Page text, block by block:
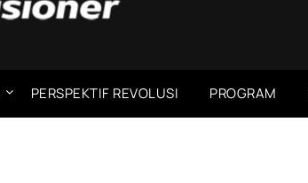
PERSPEKTIF REVOLUSI PROGRAM